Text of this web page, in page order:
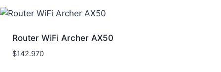
Router WiFi Archer AX50
$142.970